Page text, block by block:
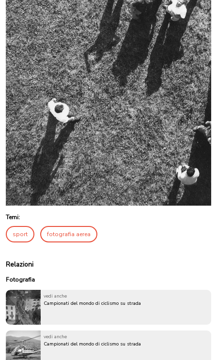
Temi:
sport fotografia aerea
Relazioni
Fotografia
vedi anche
Campionati del mondo di ciclismo su strada
vedi anche
Campionati del mondo di ciclismo su strada